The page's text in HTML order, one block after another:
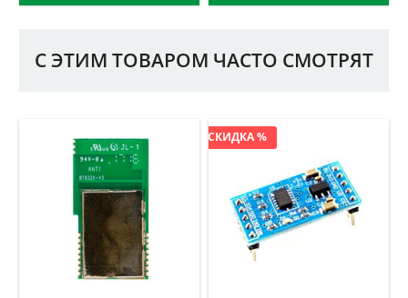
С ЭТИМ ТОВАРОМ ЧАСТО СМОТРЯТ
СКИДКА %